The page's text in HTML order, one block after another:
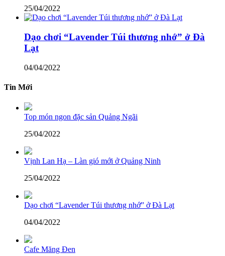
25/04/2022
Dạo chơi “Lavender Túi thương nhớ” ở Đà
Lạt
04/04/2022
Tin Mới
Top món ngon đặc sản Quảng Ngãi
25/04/2022
Vịnh Lan Hạ – Làn gió mới ở Quảng Ninh
25/04/2022
Dạo chơi “Lavender Túi thương nhớ” ở Đà Lạt
04/04/2022
Cafe Măng Đen